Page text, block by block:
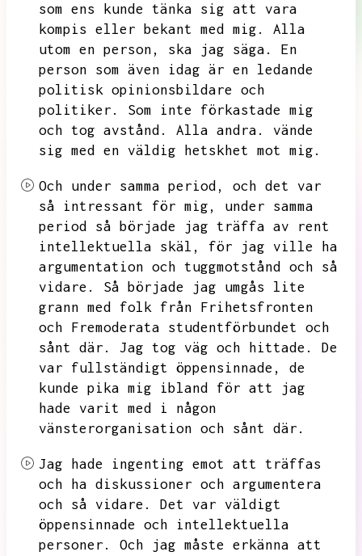
som ens kunde tänka sig att vara
kompis eller bekant med mig.
Alla
utom en person,
ska jag säga.
En
person som även idag är en ledande
politisk opinionsbildare och
politiker.
Som inte förkastade mig
och tog avstånd.
Alla andra.
vände
sig med en väldig hetskhet mot mig.
Och under samma period,
och det var
så intressant för mig,
under samma
period så började jag träffa av rent
intellektuella skäl,
för jag ville ha
argumentation och tuggmotstånd och så
vidare.
Så började jag umgås lite
grann med folk från Frihetsfronten
och Fremoderata studentförbundet och
sånt där.
Jag tog väg och hittade.
De
var fullständigt öppensinnade,
de
kunde pika mig ibland för att jag
hade varit med i någon
vänsterorganisation och sånt där.
Jag hade ingenting emot att träffas
och ha diskussioner och argumentera
och så vidare.
Det var väldigt
öppensinnade och intellektuella
personer.
Och jag måste erkänna att